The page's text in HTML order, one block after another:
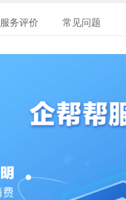
服务评价 常见问题